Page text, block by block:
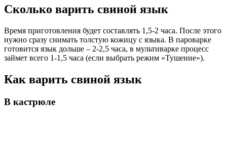
Сколько варить свиной язык
Время приготовления будет составлять 1,5-2 часа. После этого
нужно сразу снимать толстую кожицу с языка. В пароварке
готовится язык дольше – 2-2,5 часа, в мультиварке процесс
займет всего 1-1,5 часа (если выбрать режим «Тушение»).
Как варить свиной язык
В кастрюле